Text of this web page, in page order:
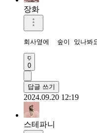
장화
회사옆에  숲이 있나
0
답글 쓰기
2024.09.20 12:19
스테파니